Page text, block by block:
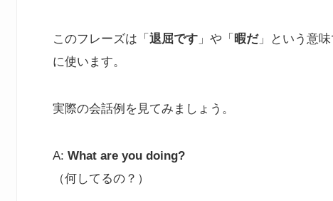
このフレーズは「 退屈です 」や「 暇だ」という意
に使います。
実際の会話例を見てみましょう。
A: What are you doing?
（何してるの？）